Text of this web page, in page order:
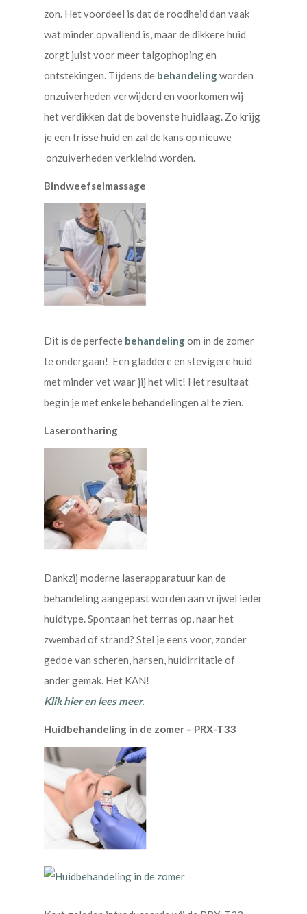
zon. Het voordeel is dat de roodheid dan vaak
wat minder opvallend is, maar de dikkere huid
zorgt juist voor meer talgophoping en
ontstekingen. Tijdens de behandelingworden
onzuiverheden verwijderd en voorkomen wij
het verdikken dat de bovenste huidlaag. Zo krijg
je een frisse huid en zal de kans op nieuwe
onzuiverheden verkleind worden.
Bindweefselmassage
Dit is de perfecte behandelingom in de zomer
te ondergaan! Een gladdere en stevigere huid
met minder vet waar jij het wilt! Het resultaat
begin je met enkele behandelingen al te zien.
Laserontharing
Dankzij moderne laserapparatuur kan de
behandeling aangepast worden aan vrijwel ieder
huidtype. Spontaan het terras op, naar het
zwembad of strand? Stel je eens voor, zonder
gedoe van scheren, harsen, huidirritatie of
ander gemak. Het KAN!
Klik hier en lees meer.
Huidbehandeling in de zomer – PRX-T33